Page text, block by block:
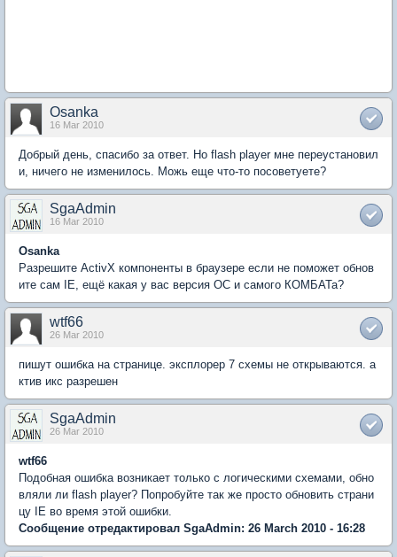
Osanka
16 Mar 2010
Добрый день, спасибо за ответ. Но flash player мне переустановил
и, ничего не изменилось. Можь еще что-то посоветуете?
SgaAdmin
16 Mar 2010
Osanka
Разрешите ActivX компоненты в браузере если не поможет обнов
ите сам IE, ещё какая у вас версия ОС и самого КОМБАТа?
wtf66
26 Mar 2010
пишут ошибка на странице. эксплорер 7 схемы не открываются. а
ктив икс разрешен
SgaAdmin
26 Mar 2010
wtf66
Подобная ошибка возникает только с логическими схемами, обно
вляли ли flash player? Попробуйте так же просто обновить страни
цу IE во время этой ошибки.
Сообщение отредактировал SgaAdmin: 26 March 2010 - 16:28